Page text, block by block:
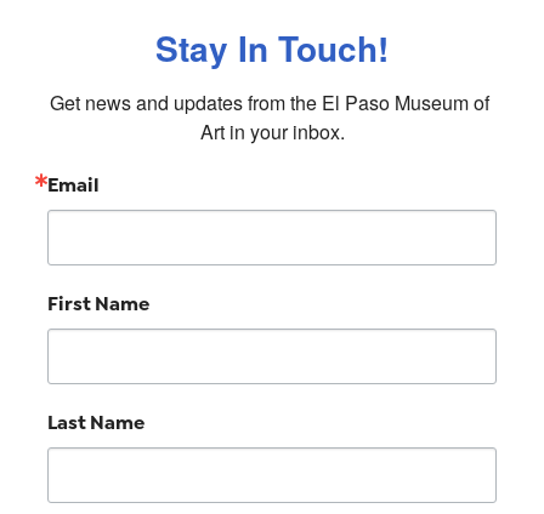
Stay In Touch!
Get news and updates from the El Paso Museum of
Art in your inbox.
Email
First Name
Last Name